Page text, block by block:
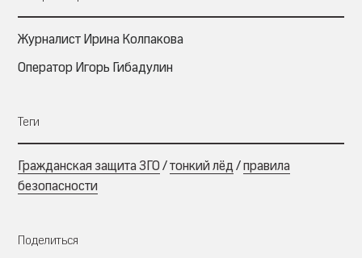
Журналист Ирина Колпакова
Оператор Игорь Гибадулин
Теги
Гражданская защита ЗГО /тонкий лёд /правила
безопасности
Поделиться